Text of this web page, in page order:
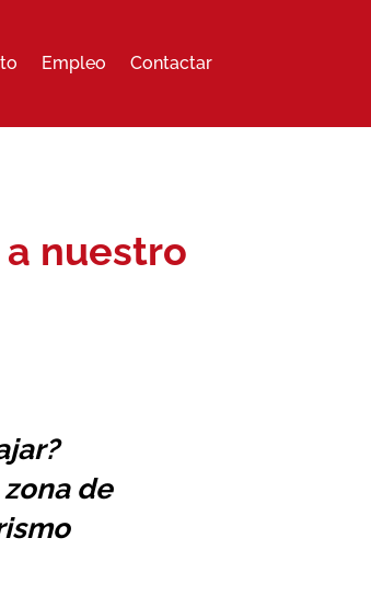
Empleo Contactar
nuestro
de